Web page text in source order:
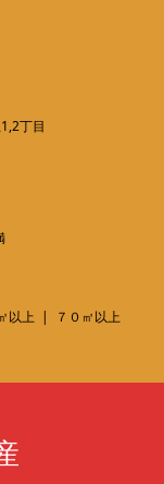
丁目
以上
７０㎡以上